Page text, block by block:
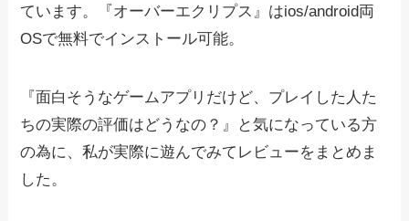
ています。『オーバーエクリプス』はios/android両
OSで無料でインストール可能。
『面白そうなゲームアプリだけど、プレイした人た
ちの実際の評価はどうなの？』と気になっている方
の為に、私が実際に遊んでみてレビューをまとめま
した。